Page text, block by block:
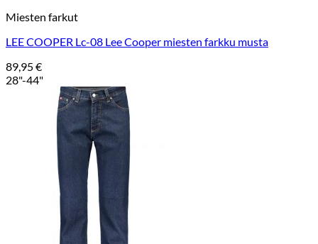
Miesten farkut
LEE COOPER Lc-08 Lee Cooper miesten farkku musta
89,95€
28"-44"